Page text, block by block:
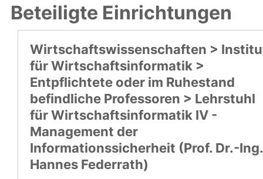
Beteiligte Einrichtungen
Wirtschaftswissenschaften >
für Wirtschaftsinformatik >
Entpflichtete oder im Ruhestand
befindliche Professoren > Lehrstuhl
für Wirtschaftsinformatik IV -
Management der
Informationssicherheit (Prof. Dr.-Ing.
Hannes Federrath)